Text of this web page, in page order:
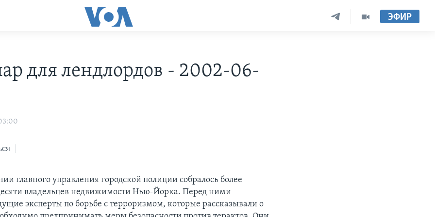
ЭФИР
для лендлордов - 2002-06-
главного управления городской полиции собралось более
владельцев недвижимости Нью-Йорка. Перед ними
эксперты по борьбе с терроризмом, которые рассказывали о